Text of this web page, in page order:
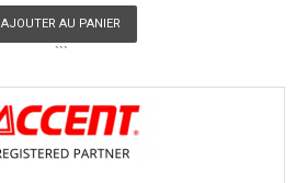
AJOUTER AU PANIER
```